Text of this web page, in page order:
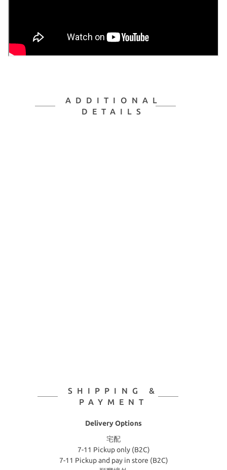
ADDITIONAL
DETAILS
SHIPPING &
PAYMENT
Delivery Options
宅配
7-11 Pickup only (B2C)
7-11 Pickup and pay in store (B2C)